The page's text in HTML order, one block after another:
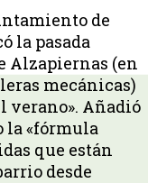
de
la pasada
Alzapiernas (en
mecánicas)
verano». Añadió
la «fórmula
que están
desde